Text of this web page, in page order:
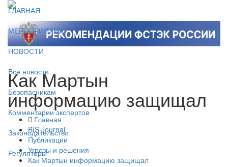
ГЛАВНАЯ
МЕРОПРИЯТИЯ
НОВОСТИ
Все новости
Безопасникам
Комментарии экспертов
Законодательство
Регуляторы
Как Мартын
информацию защищал
Главная
BIS Journal
Публикации
Угрозы и решения
Как Мартын информацию защищал